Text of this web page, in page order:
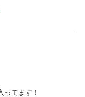
ってます！